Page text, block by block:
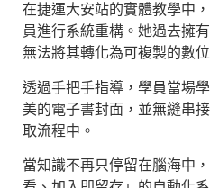
在捷運大安站的實體教學中
員進行系統重構。她過去擁
無法將其轉化為可複製的數位
透過手把手指導，學員當場
美的電子書封面，並無縫串
取流程中。
當知識不再只停留在腦海中